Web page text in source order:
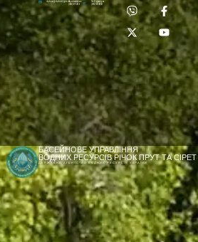
Лабораторія:
(0372) 53-92-00
dpbuvr@dpbuvr.gov.uaПриймальня:
(0372) 51-14-56
БАСЕЙНОВЕ УПРАВЛІННЯ
ВОДНИХ РЕСУРСІВ РІЧОК ПРУТ ТА СІРЕТ
ДЕРЖАВНЕ АГЕНТСТВО ВОДНИХ РЕСУРСІВ УКРАЇНИ